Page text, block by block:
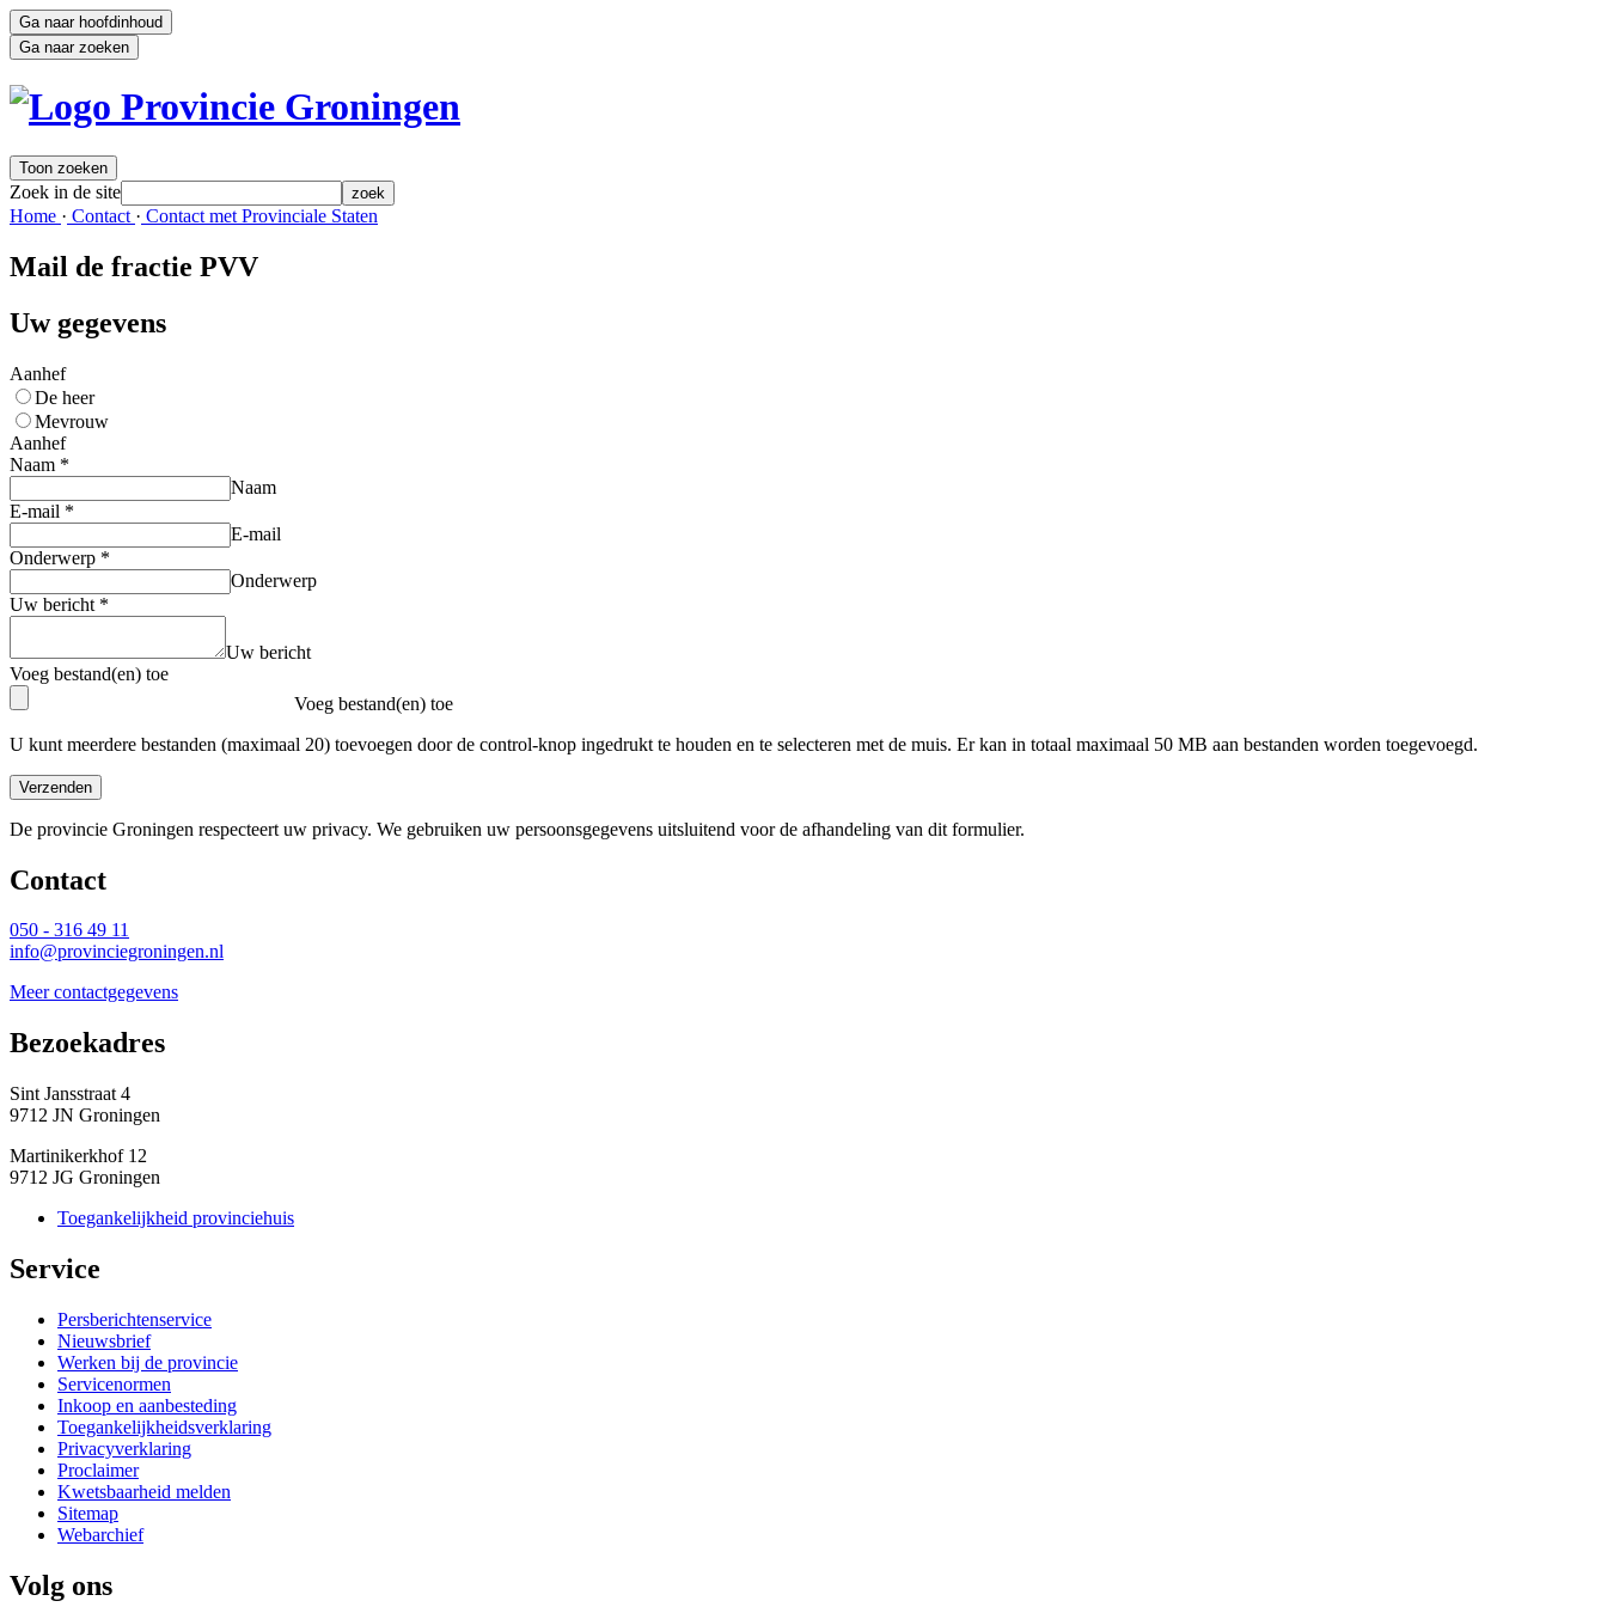
Ga naar hoofdinhoud
Ga naar zoeken
Toon zoeken
Zoek in de site zoek
Home · Contact · Contact met Provinciale Staten
Mail de fractie PVV
Uw gegevens
Aanhef
De heer
Mevrouw
Aanhef
Naam *
Naam
E-mail *
E-mail
Onderwerp *
Onderwerp
Uw bericht *
Uw bericht
Voeg bestand(en) toe
Voeg bestand(en) toe
U kunt meerdere bestanden (maximaal 20) toevoegen door de control-knop ingedrukt te houden en te selecteren met de muis. Er kan in totaal maximaal 50 MB aan bestanden worden toegevoegd.
Verzenden
De provincie Groningen respecteert uw privacy. We gebruiken uw persoonsgegevens uitsluitend voor de afhandeling van dit formulier.
Contact
050 - 316 49 11
info@provinciegroningen.nl
Meer contactgegevens
Bezoekadres
Sint Jansstraat 4
9712 JN Groningen
Martinikerkhof 12
9712 JG Groningen
Toegankelijkheid provinciehuis
Service
Persberichtenservice
Nieuwsbrief
Werken bij de provincie
Servicenormen
Inkoop en aanbesteding
Toegankelijkheidsverklaring
Privacyverklaring
Proclaimer
Kwetsbaarheid melden
Sitemap
Webarchief
Volg ons